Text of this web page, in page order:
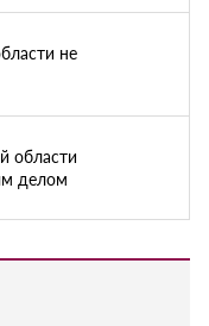
не
области
делом